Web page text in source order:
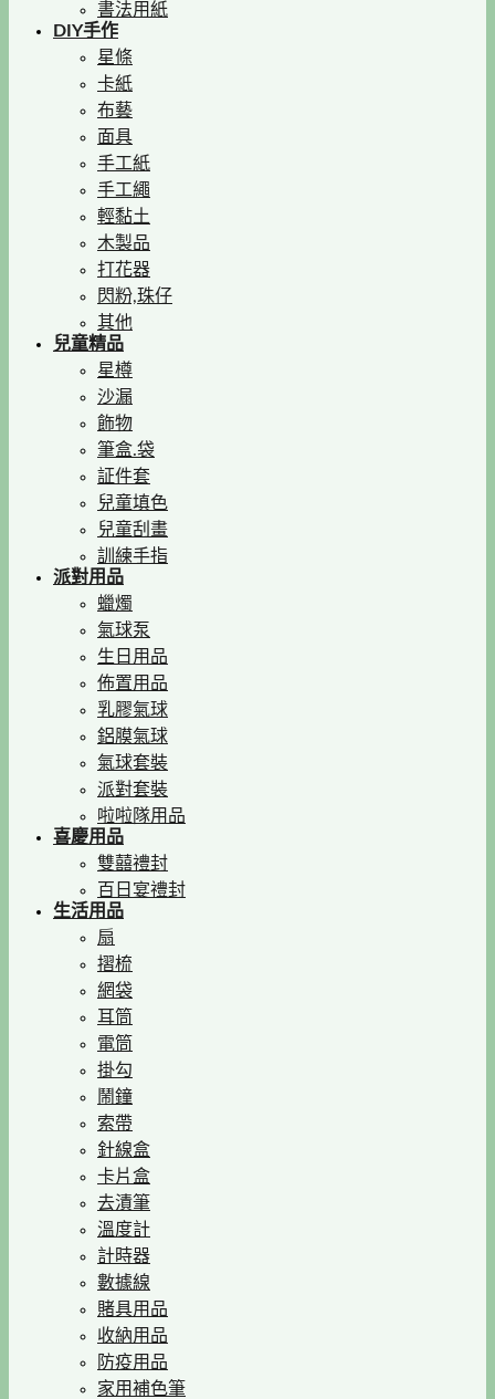
書法用紙
DIY手作
星條
卡紙
布藝
面具
手工紙
手工繩
輕黏土
木製品
打花器
閃粉,珠仔
其他
兒童精品
星樽
沙漏
飾物
筆盒.袋
証件套
兒童填色
兒童刮畫
訓練手指
派對用品
蠟燭
氣球泵
生日用品
佈置用品
乳膠氣球
鋁膜氣球
氣球套裝
派對套裝
啦啦隊用品
喜慶用品
雙囍禮封
百日宴禮封
生活用品
扇
摺梳
網袋
耳筒
電筒
掛勾
鬧鐘
索帶
針線盒
卡片盒
去漬筆
溫度計
計時器
數據線
賭具用品
收納用品
防疫用品
家用補色筆